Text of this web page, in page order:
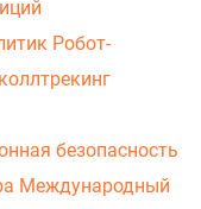
Робот-
безопасность
Международный